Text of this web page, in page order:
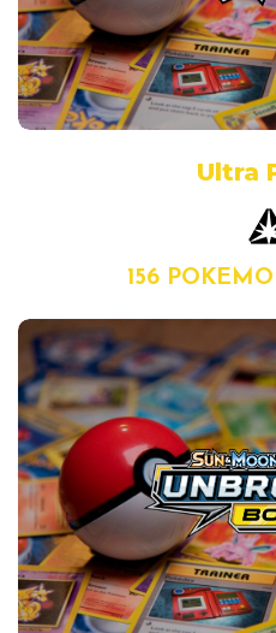
Ultra
156